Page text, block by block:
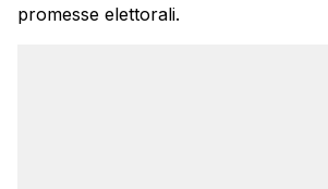
promesse elettorali.